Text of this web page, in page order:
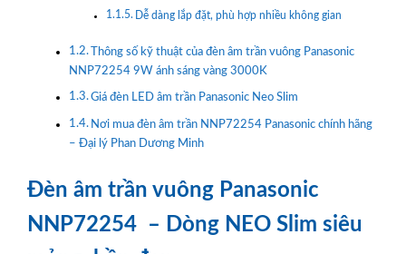
Dễ dàng lắp đặt, phù hợp nhiều không gian
Thông số kỹ thuật của đèn âm trần vuông Panasonic
NNP72254 9W ánh sáng vàng 3000K
Giá đèn LED âm trần Panasonic Neo Slim
Nơi mua đèn âm trần NNP72254 Panasonic chính hãng
– Đại lý Phan Dương Minh
Đèn âm trần vuông Panasonic
NNP72254 – Dòng NEO Slim siêu